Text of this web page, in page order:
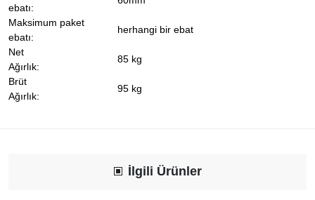
ebatı:
Maksimum paket
ebatı:
herhangi bir ebat
Net
Ağırlık:
85 kg
Brüt
Ağırlık:
95 kg
İlgili Ürünler